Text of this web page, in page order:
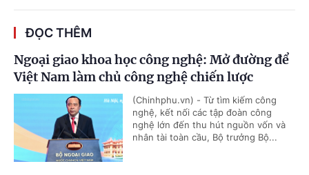
ĐỌC THÊM
Ngoại giao khoa học công nghệ: Mở đường để
Việt Nam làm chủ công nghệ chiến lược
(Chinhphu.vn) - Từ tìm kiếm công
nghệ, kết nối các tập đoàn công
nghệ lớn đến thu hút nguồn vốn và
nhân tài toàn cầu, Bộ trưởng Bộ...